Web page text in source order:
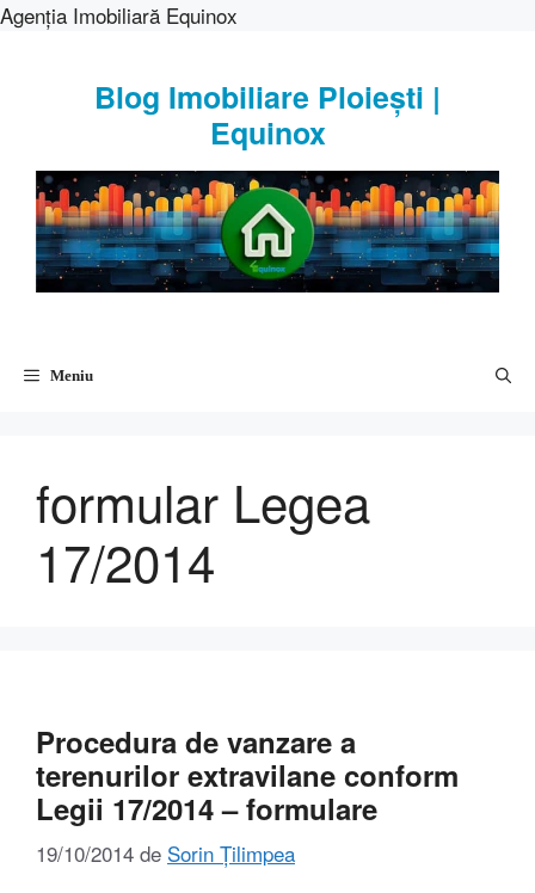
Agenția Imobiliară Equinox
Blog Imobiliare Ploiești |
Equinox
Meniu
formular Legea
17/2014
Procedura de vanzare a
terenurilor extravilane conform
Legii 17/2014 – formulare
19/10/2014 de Sorin Țilimpea